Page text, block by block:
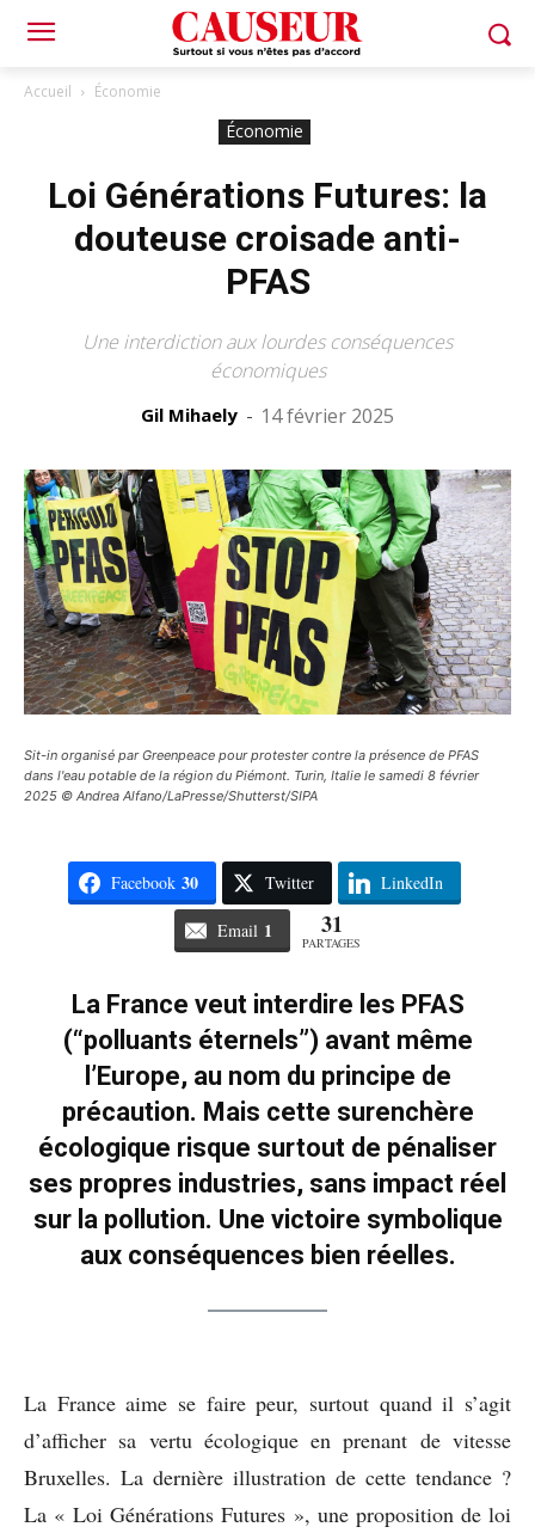
Accueil Économie
Économie
Loi Générations Futures: la
douteuse croisade anti-
PFAS
Une interdiction aux lourdes conséquences
économiques
Gil Mihaely - 14 février 2025
Sit-in organisé par Greenpeace pour protester contre la présence de PFAS
dans l'eau potable de la région du Piémont. Turin, Italie le samedi 8 février
2025 © Andrea Alfano/LaPresse/Shutterst/SIPA
Facebook 30 Twitter LinkedIn
Email 1 31
PARTAGES
La France veut interdire les PFAS
(“polluants éternels”) avant même
l’Europe, au nom du principe de
précaution. Mais cette surenchère
écologique risque surtout de pénaliser
ses propres industries, sans impact réel
sur la pollution. Une victoire symbolique
aux conséquences bien réelles.
La France aime se faire peur, surtout quand il s’agit
d’afficher sa vertu écologique en prenant de vitesse
Bruxelles. La dernière illustration de cette tendance ?
La « Loi Générations Futures », une proposition de loi